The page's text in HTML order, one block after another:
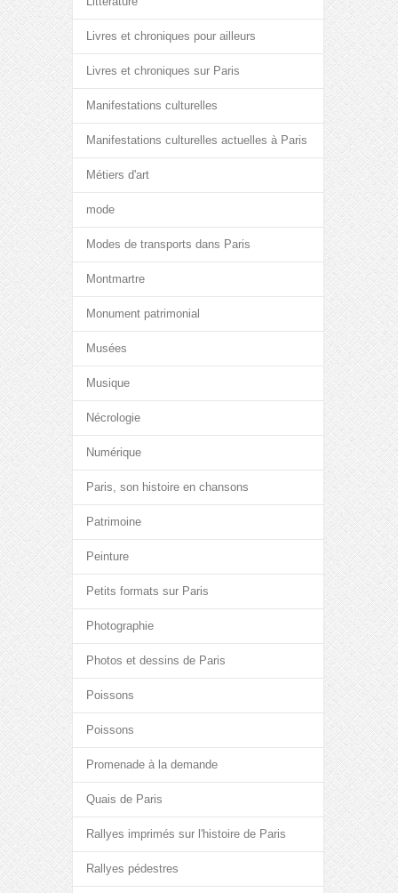
Livres et chroniques pour ailleurs
Livres et chroniques sur Paris
Manifestations culturelles
Manifestations culturelles actuelles à Paris
Métiers d'art
mode
Modes de transports dans Paris
Montmartre
Monument patrimonial
Musées
Musique
Nécrologie
Numérique
Paris, son histoire en chansons
Patrimoine
Peinture
Petits formats sur Paris
Photographie
Photos et dessins de Paris
Poissons
Poissons
Promenade à la demande
Quais de Paris
Rallyes imprimés sur l'histoire de Paris
Rallyes pédestres